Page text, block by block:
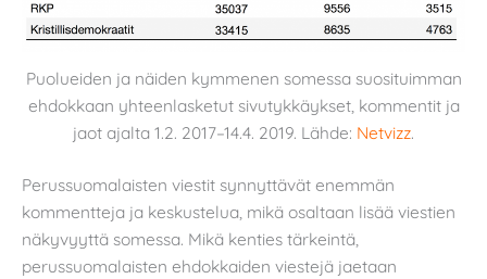
Puolueiden ja näiden kymmenen somessa suosituimman
ehdokkaan yhteenlasketut sivutykkäykset, kommentit ja
jaot ajalta 1.2. 2017–14.4. 2019. Lähde: Netvizz.
Perussuomalaisten viestit synnyttävät enemmän
kommentteja ja keskustelua, mikä osaltaan lisää viestien
näkyvyyttä somessa. Mikä kenties tärkeintä,
perussuomalaisten ehdokkaiden viestejä jaetaan